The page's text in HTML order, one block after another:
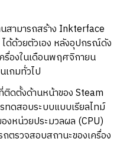
สามารถสร้าง Inkterface
ด้ด้วยตัวเอง หลังอุปกรณ์ดัง
รื่องในเดือนพฤศจิกายน
เกมทั่วไป
ดตั้งด้านหน้าของ Steam
ทดสอบระบบแบบเรียลไทม์
งหน่วยประมวลผล (CPU)
ตรวจสอบสถานะของเครื่อง